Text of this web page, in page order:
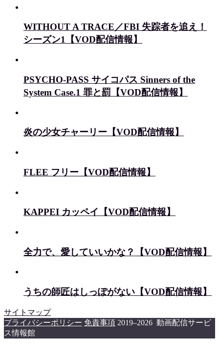
WITHOUT A TRACE／FBI 失踪者を追え！
シーズン1【VOD配信情報】
PSYCHO-PASS サイコパス Sinners of the
System Case.1 罪と罰【VOD配信情報】
炎の少女チャーリー【VOD配信情報】
FLEE フリー【VOD配信情報】
KAPPEI カッペイ【VOD配信情報】
全力で、愛していいかな？【VOD配信情報】
うちの師匠はしっぽがない【VOD配信情報】
サイトマップ
プライバシーポリシー 免責事項 2019–2026 動画配信サービ
ス情報館